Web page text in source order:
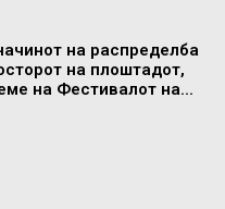
на распределба
на плоштадот,
на Фестивалот на...